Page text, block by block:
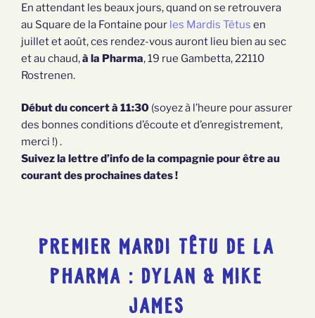
En attendant les beaux jours, quand on se retrouvera
au Square de la Fontaine pour les Mardis Têtus en
juillet et août, ces rendez-vous auront lieu bien au sec
et au chaud,à la Pharma, 19 rue Gambetta, 22110
Rostrenen.
Début du concert à 11:30 (soyez à l’heure pour assurer
des bonnes conditions d’écoute et d’enregistrement,
merci !) .
Suivez la lettre d’info de la compagnie pour être au
courant des prochaines dates !
PREMIER MARDI TÊTU DE LA
PHARMA : DYLAN & MIKE
JAMES